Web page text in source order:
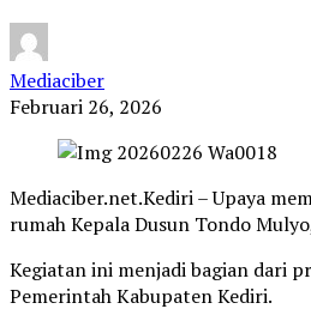
Mediaciber
Februari 26, 2026
Mediaciber.net.Kediri – Upaya
rumah Kepala Dusun Tondo
Kegiatan ini menjadi bagian dari
Pemerintah Kabupaten Kediri.